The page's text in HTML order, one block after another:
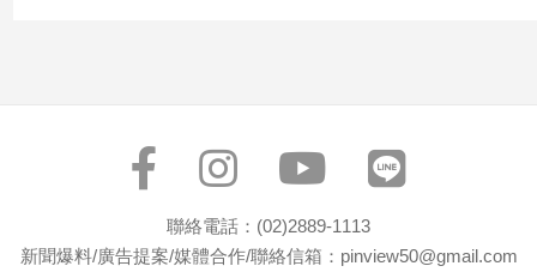
動
聯絡電話：(02)2889-1113
新聞爆料/廣告提案/媒體合作/聯絡信箱：pinview50@gmail.com